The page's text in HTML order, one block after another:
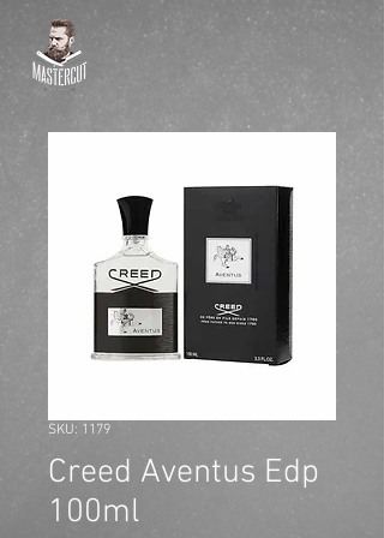
SKU: 1179
Creed Aventus Edp
100ml